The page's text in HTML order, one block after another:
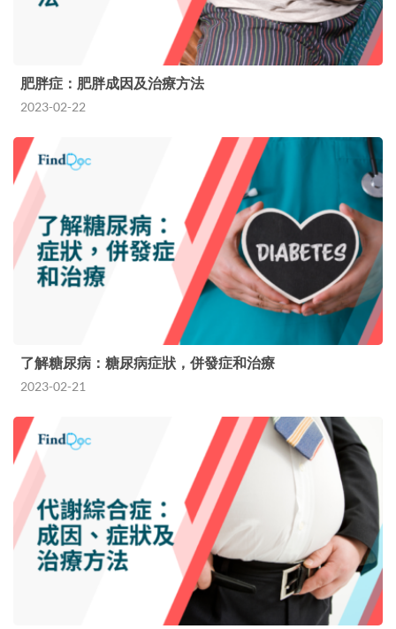
肥胖症：肥胖成因及治療方法
2023-02-22
了解糖尿病：糖尿病症狀，併發症和治療
2023-02-21